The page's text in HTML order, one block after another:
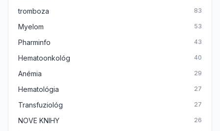
tromboza 83
Myelom 53
Pharminfo 43
Hematoonkológ 40
Anémia 29
Hematológia 27
Transfuziológ 27
NOVE KNIHY 26